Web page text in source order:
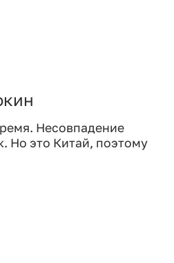
Несовпадение
Но это Китай, поэтому